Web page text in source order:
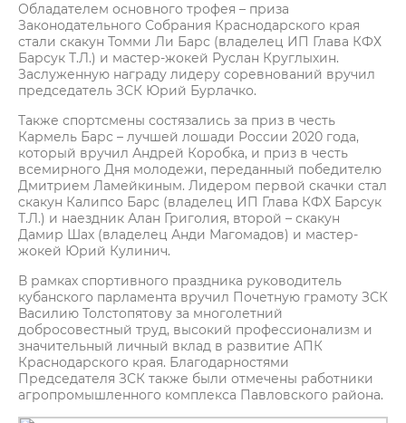
Обладателем основного трофея – приза
Законодательного Собрания Краснодарского края
стали скакун Томми Ли Барс (владелец ИП Глава КФХ
Барсук Т.Л.) и мастер-жокей Руслан Круглыхин.
Заслуженную награду лидеру соревнований вручил
председатель ЗСК Юрий Бурлачко.
Также спортсмены состязались за приз в честь
Кармель Барс – лучшей лошади России 2020 года,
который вручил Андрей Коробка, и приз в честь
всемирного Дня молодежи, переданный победителю
Дмитрием Ламейкиным. Лидером первой скачки стал
скакун Калипсо Барс (владелец ИП Глава КФХ Барсук
Т.Л.) и наездник Алан Григолия, второй – скакун
Дамир Шах (владелец Анди Магомадов) и мастер-
жокей Юрий Кулинич.
В рамках спортивного праздника руководитель
кубанского парламента вручил Почетную грамоту ЗСК
Василию Толстопятову за многолетний
добросовестный труд, высокий профессионализм и
значительный личный вклад в развитие АПК
Краснодарского края. Благодарностями
Председателя ЗСК также были отмечены работники
агропромышленного комплекса Павловского района.